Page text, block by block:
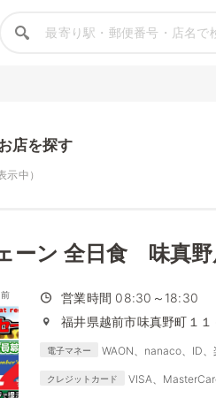
店を探す
中）
ーン 全日食 味真
営業時間 08:30～18:30
福井県越前市味真野町１１
電子マネー
WAON、nanaco、ID
クレジットカード
VISA、